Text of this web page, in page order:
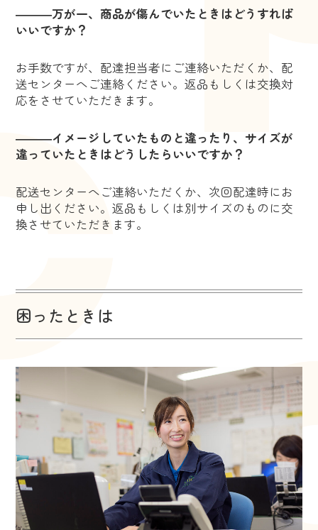
―――万が一、商品が傷んでいたときはどうすれば
いいですか？
お手数ですが、配達担当者にご連絡いただくか、配
送センターへご連絡ください。返品もしくは交換対
応をさせていただきます。
―――イメージしていたものと違ったり、サイズが
違っていたときはどうしたらいいですか？
配送センターへご連絡いただくか、次回配達時にお
申し出ください。返品もしくは別サイズのものに交
換させていただきます。
困ったときは